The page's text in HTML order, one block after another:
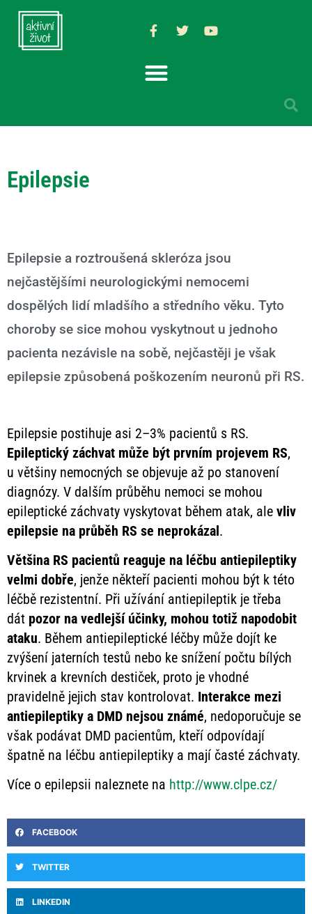
Epilepsie
Epilepsie a roztroušená skleróza jsou
nejčastějšími neurologickými nemocemi
dospělých lidí mladšího a středního věku. Tyto
choroby se sice mohou vyskytnout u jednoho
pacienta nezávisle na sobě, nejčastěji je však
epilepsie způsobená poškozením neuronů při RS.
Epilepsie postihuje asi 2–3% pacientů s RS.
Epileptický záchvat může být prvním projevem RS,
u většiny nemocných se objevuje až po stanovení
diagnózy. V dalším průběhu nemoci se mohou
epileptické záchvaty vyskytovat během atak, ale vliv
epilepsie na průběh RS se neprokázal.
Většina RS pacientů reaguje na léčbu antiepileptiky
velmi dobře, jenže někteří pacienti mohou být k této
léčbě rezistentní. Při užívání antiepileptik je třeba
dát pozor na vedlejší účinky, mohou totiž napodobit
ataku. Během antiepileptické léčby může dojít ke
zvýšení jaterních testů nebo ke snížení počtu bílých
krvinek a krevních destiček, proto je vhodné
pravidelně jejich stav kontrolovat. Interakce mezi
antiepileptiky a DMD nejsou známé, nedoporučuje se
však podávat DMD pacientům, kteří odpovídají
špatně na léčbu antiepileptiky a mají časté záchvaty.
Více o epilepsii naleznete na http://www.clpe.cz/
FACEBOOK
TWITTER
LINKEDIN